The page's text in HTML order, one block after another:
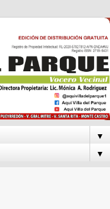
▼
▼